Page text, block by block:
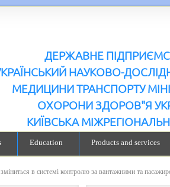
ДЕРЖАВНЕ
НАУКОВО-
МЕДИЦИНИ ТРАНСПОРТУ
ОХОРОНИ ЗДОРОВ"Я
КИЇВСЬКА
Education Products and services
в системі контролю за вантажними та